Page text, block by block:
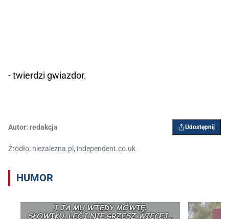
- twierdzi gwiazdor.
Autor: redakcja Udostępnij
Źródło: niezalezna.pl, independent.co.uk
HUMOR